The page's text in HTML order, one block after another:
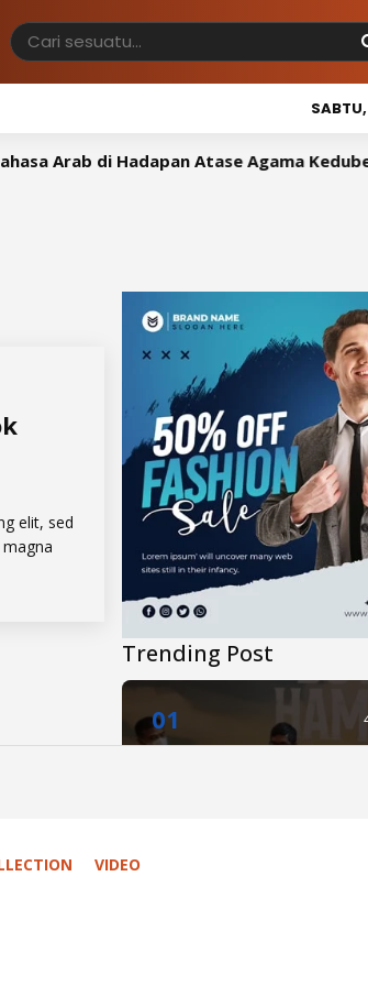
Arab di Hadapan Atase Agama Kedubes
elit, sed
Trending Post
01
Di Novel Buya Hamka,
VIDEO